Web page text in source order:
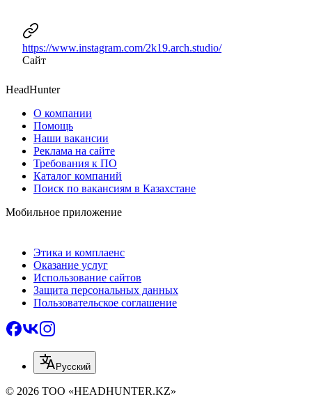
https://www.instagram.com/2k19.arch.studio/
Сайт
HeadHunter
О компании
Помощь
Наши вакансии
Реклама на сайте
Требования к ПО
Каталог компаний
Поиск по вакансиям в Казахстане
Мобильное приложение
Этика и комплаенс
Оказание услуг
Использование сайтов
Защита персональных данных
Пользовательское соглашение
Русский
© 2026 ТОО «HEADHUNTER.KZ»